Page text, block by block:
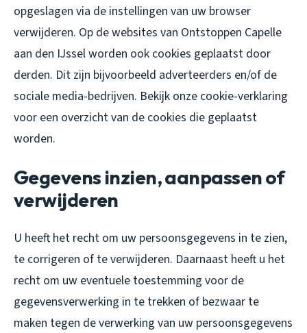
opgeslagen via de instellingen van uw browser
verwijderen. Op de websites van Ontstoppen Capelle
aan den IJssel worden ook cookies geplaatst door
derden. Dit zijn bijvoorbeeld adverteerders en/of de
sociale media-bedrijven. Bekijk onze cookie-verklaring
voor een overzicht van de cookies die geplaatst
worden.
Gegevens inzien, aanpassen of
verwijderen
U heeft het recht om uw persoonsgegevens in te zien,
te corrigeren of te verwijderen. Daarnaast heeft u het
recht om uw eventuele toestemming voor de
gegevensverwerking in te trekken of bezwaar te
maken tegen de verwerking van uw persoonsgegevens